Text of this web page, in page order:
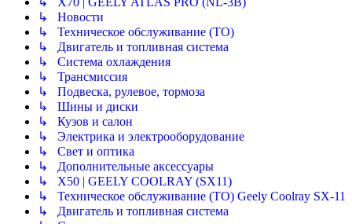
↳ Новости
↳ Техническое обслуживание (ТО)
↳ Двигатель и топливная система
↳ Система охлаждения
↳ Трансмиссия
↳ Подвеска, рулевое, тормоза
↳ Шины и диски
↳ Кузов и салон
↳ Электрика и электрооборудование
↳ Свет и оптика
↳ Дополнительные аксессуары
↳ X50 | GEELY COOLRAY (SX11)
↳ Техническое обслуживание (ТО) Geely Coolray SX-11
↳ Двигатель и топливная система